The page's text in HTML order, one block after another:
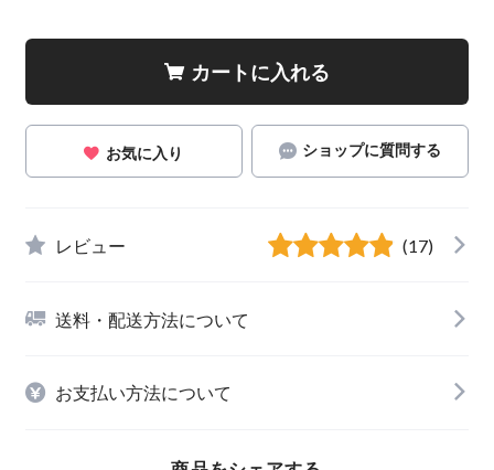
カートに入れる
お気に入り ショップに質問する
レビュー (17)
送料・配送方法について
お支払い方法について